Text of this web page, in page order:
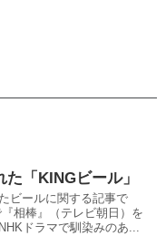
た「KINGビール」
ビールに関する記事で
相棒』（テレビ朝日）を
ドラマで馴染みのあ...